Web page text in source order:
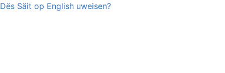
Dës Säit op English uweisen?